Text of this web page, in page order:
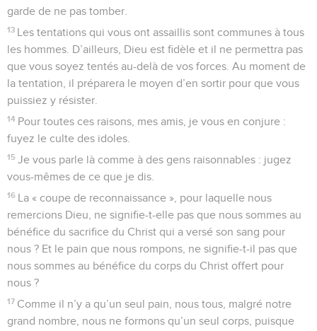
garde de ne pas tomber.
13 Les tentations qui vous ont assaillis sont communes à tous
les hommes. D’ailleurs, Dieu est fidèle et il ne permettra pas
que vous soyez tentés au-delà de vos forces. Au moment de
la tentation, il préparera le moyen d’en sortir pour que vous
puissiez y résister.
14 Pour toutes ces raisons, mes amis, je vous en conjure :
fuyez le culte des idoles.
15 Je vous parle là comme à des gens raisonnables : jugez
vous-mêmes de ce que je dis.
16 La « coupe de reconnaissance », pour laquelle nous
remercions Dieu, ne signifie-t-elle pas que nous sommes au
bénéfice du sacrifice du Christ qui a versé son sang pour
nous ? Et le pain que nous rompons, ne signifie-t-il pas que
nous sommes au bénéfice du corps du Christ offert pour
nous ?
17 Comme il n’y a qu’un seul pain, nous tous, malgré notre
grand nombre, nous ne formons qu’un seul corps, puisque